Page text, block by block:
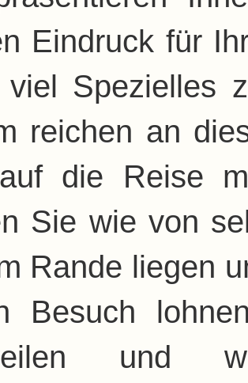
Eindruck für
viel Spezielles
reichen an
die Reise
Sie wie von
Rande liegen
Besuch
und